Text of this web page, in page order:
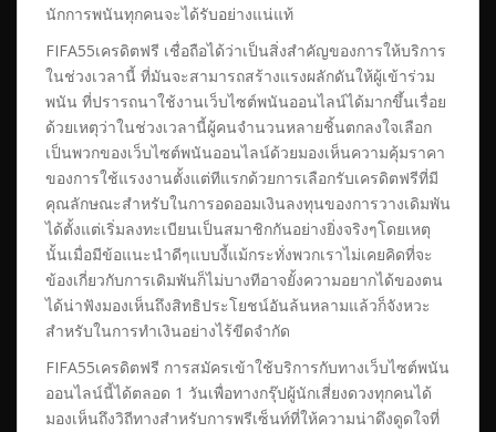
นักการพนันทุกคนจะได้รับอย่างแน่แท้
FIFA55เครดิตฟรี เชื่อถือได้ว่าเป็นสิ่งสำคัญของการให้บริการ
ในช่วงเวลานี้ ที่มันจะสามารถสร้างแรงผลักดันให้ผู้เข้าร่วม
พนัน ที่ปรารถนาใช้งานเว็บไซต์พนันออนไลน์ได้มากขึ้นเรื่อย
ด้วยเหตุว่าในช่วงเวลานี้ผู้คนจำนวนหลายชิ้นตกลงใจเลือก
เป็นพวกของเว็บไซต์พนันออนไลน์ด้วยมองเห็นความคุ้มราคา
ของการใช้แรงงานตั้งแต่ทีแรกด้วยการเลือกรับเครดิตฟรีที่มี
คุณลักษณะสำหรับในการอดออมเงินลงทุนของการวางเดิมพัน
ได้ตั้งแต่เริ่มลงทะเบียนเป็นสมาชิกกันอย่างยิ่งจริงๆโดยเหตุ
นั้นเมื่อมีข้อแนะนำดีๆแบบงี้แม้กระทั่งพวกเราไม่เคยคิดที่จะ
ข้องเกี่ยวกับการเดิมพันก็ไม่บางทีอาจยั้งความอยากได้ของตน
ได้น่าฟังมองเห็นถึงสิทธิประโยชน์อันล้นหลามแล้วก็จังหวะ
สำหรับในการทำเงินอย่างไร้ขีดจํากัด
FIFA55เครดิตฟรี การสมัครเข้าใช้บริการกับทางเว็บไซต์พนัน
ออนไลน์นี้ได้ตลอด 1 วันเพื่อทางกรุ๊ปผู้นักเสี่ยงดวงทุกคนได้
มองเห็นถึงวิถีทางสำหรับการพรีเซ็นท์ที่ให้ความน่าดึงดูดใจที่